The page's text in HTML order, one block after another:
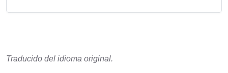
Traducido del idioma original.